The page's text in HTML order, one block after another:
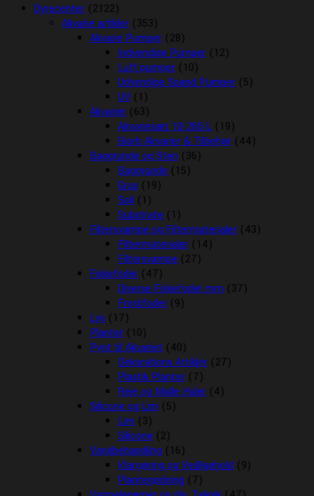
Dyrecenter (2122)
Akvarie artikler (353)
Akvarie Pumper (28)
Indvendige Pumper (12)
Luft pumper (10)
Udvendige Spand Pumper (5)
UV (1)
Akvarier (63)
Akvariesæt 10-260 L (19)
Biorb Akvarier & Tilbehør (44)
Baggrunde og Sten (36)
Baggrunde (15)
Grus (19)
Soil (1)
Substrate (1)
Filtersvampe og Filtermaterialer (43)
Filtermaterialer (14)
Filtersvampe (27)
Fiskefoder (47)
Diverse Fiskefoder mm (37)
Frostfoder (9)
Lys (17)
Planter (10)
Pynt til Akvariet (40)
Dekorations Artikler (27)
Plastik Planter (7)
Reje og Malle Huler (4)
Silicone og Lim (5)
Lim (3)
Silicone (2)
Vandbehandling (16)
Klargøring og Vedligehold (9)
Plantegødning (7)